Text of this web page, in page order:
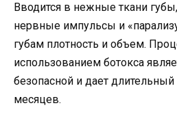
Вводится в нежные ткани
нервные импульсы и
губам плотность и объем.
использованием ботокса
безопасной и дает длительный
месяцев.